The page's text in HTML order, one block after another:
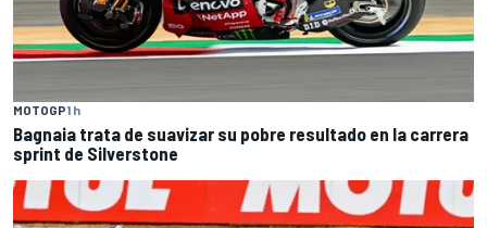
MOTOGP1 h
Bagnaia trata de suavizar su pobre resultado en la carrera
sprint de Silverstone